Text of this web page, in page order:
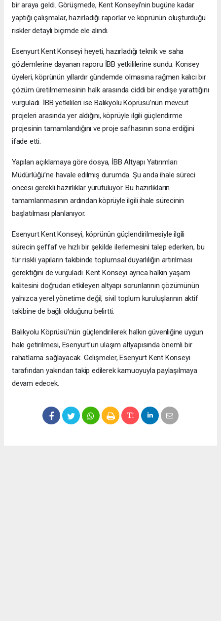
bir araya geldi. Görüşmede, Kent Konseyi'nin bugüne kadar
yaptığı çalışmalar, hazırladığı raporlar ve köprünün oluşturduğu
riskler detaylı biçimde ele alındı.
Esenyurt Kent Konseyi heyeti, hazırladığı teknik ve saha
gözlemlerine dayanan raporu İBB yetkililerine sundu. Konsey
üyeleri, köprünün yıllardır gündemde olmasına rağmen kalıcı bir
çözüm üretilmemesinin halk arasında ciddi bir endişe yarattığını
vurguladı. İBB yetkilileri ise Balıkyolu Köprüsü’nün mevcut
projeleri arasında yer aldığını, köprüyle ilgili güçlendirme
projesinin tamamlandığını ve proje safhasının sona erdiğini
ifade etti.
Yapılan açıklamaya göre dosya, İBB Altyapı Yatırımları
Müdürlüğü’ne havale edilmiş durumda. Şu anda ihale süreci
öncesi gerekli hazırlıklar yürütülüyor. Bu hazırlıkların
tamamlanmasının ardından köprüyle ilgili ihale sürecinin
başlatılması planlanıyor.
Esenyurt Kent Konseyi, köprünün güçlendirilmesiyle ilgili
sürecin şeffaf ve hızlı bir şekilde ilerlemesini talep ederken, bu
tür riskli yapıların takibinde toplumsal duyarlılığın artırılması
gerektiğini de vurguladı. Kent Konseyi ayrıca halkın yaşam
kalitesini doğrudan etkileyen altyapı sorunlarının çözümünün
yalnızca yerel yönetime değil, sivil toplum kuruluşlarının aktif
takibine de bağlı olduğunu belirtti.
Balıkyolu Köprüsü’nün güçlendirilerek halkın güvenliğine uygun
hale getirilmesi, Esenyurt’un ulaşım altyapısında önemli bir
rahatlama sağlayacak. Gelişmeler, Esenyurt Kent Konseyi
tarafından yakından takip edilerek kamuoyuyla paylaşılmaya
devam edecek.